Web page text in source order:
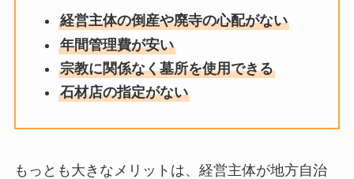
経営主体の倒産や廃寺の心配がない
年間管理費が安い
宗教に関係なく墓所を使用できる
石材店の指定がない
もっとも大きなメリットは、経営主体が地方自治